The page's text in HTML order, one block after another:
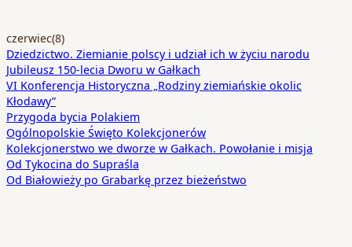
czerwiec(8)
Dziedzictwo. Ziemianie polscy i udział ich w życiu narodu
Jubileusz 150-lecia Dworu w Gałkach
VI Konferencja Historyczna „Rodziny ziemiańskie okolic
Kłodawy”
Przygoda bycia Polakiem
Ogólnopolskie Święto Kolekcjonerów
Kolekcjonerstwo we dworze w Gałkach. Powołanie i misja
Od Tykocina do Supraśla
Od Białowieży po Grabarkę przez bieżeństwo